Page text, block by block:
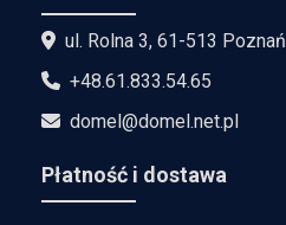
ul. Rolna 3, 61-513 Poznań
+48.61.833.54.65
domel@domel.net.pl
Płatność i dostawa